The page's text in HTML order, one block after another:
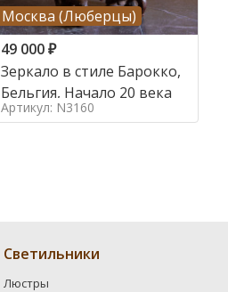
Москва (Люберцы)
49 000₽
Зеркало в стиле Барокко,
Бельгия, Начало 20 века
Артикул: N3160
Светильники
Люстры